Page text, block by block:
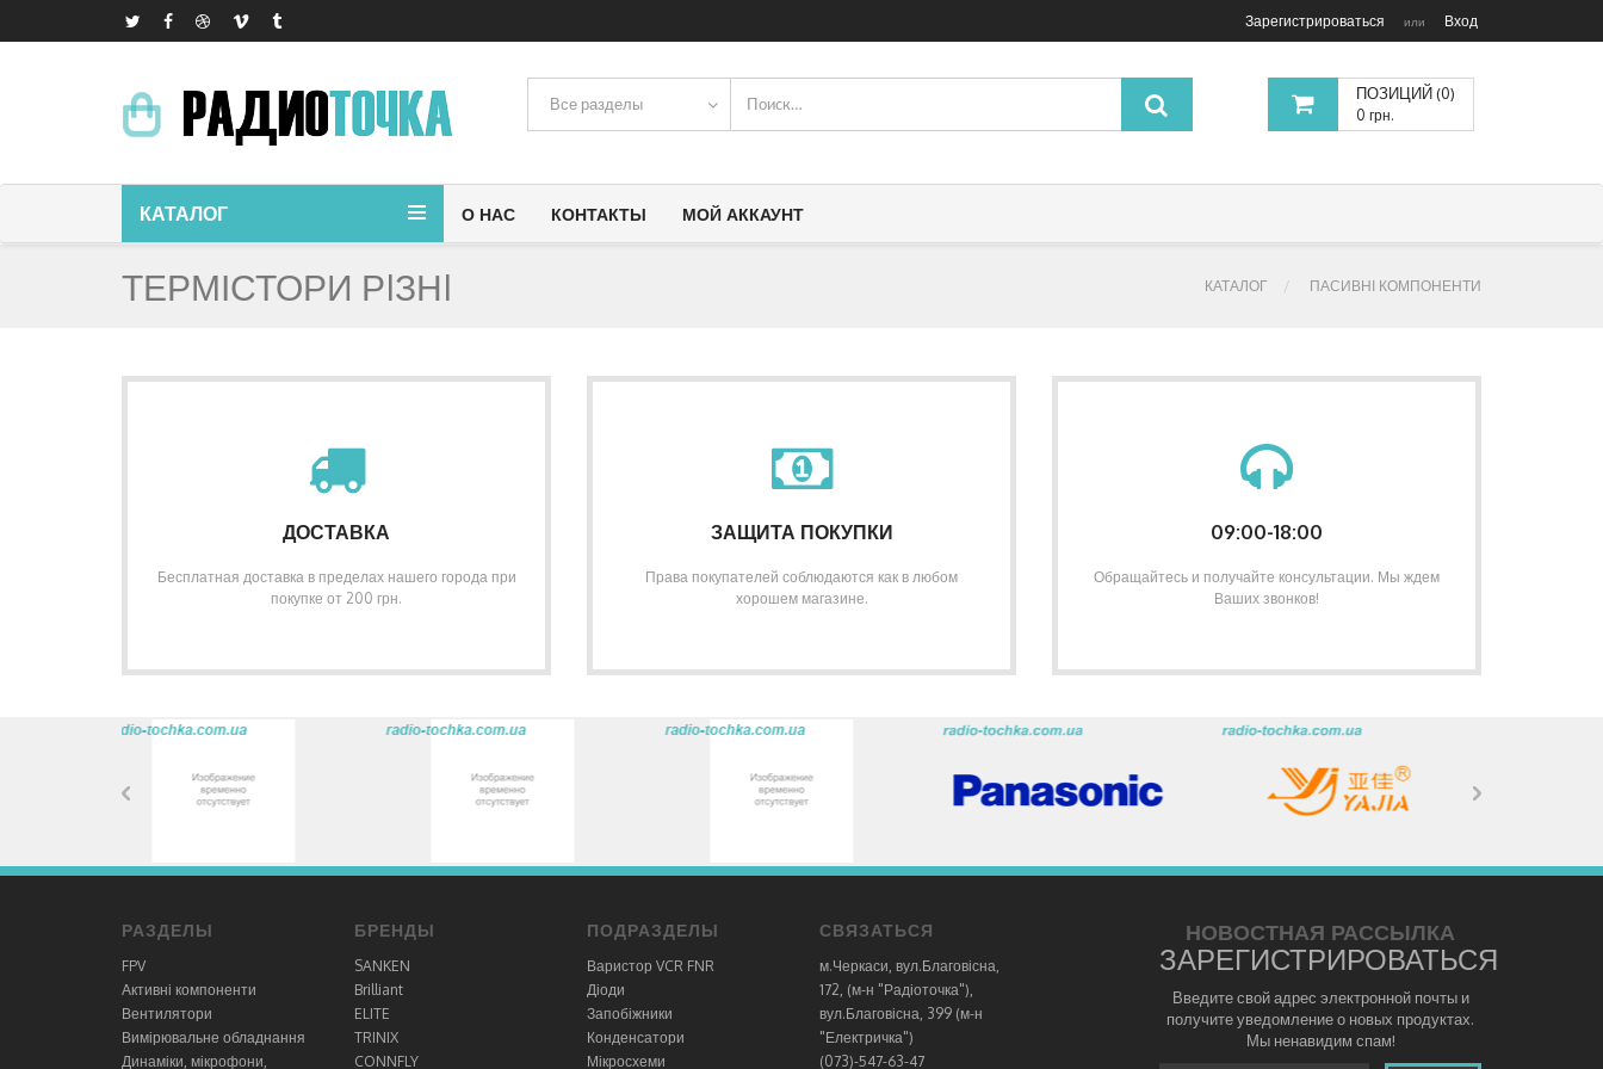
Зарегистрироваться или Вход
Все разделы
ПОЗИЦИЙ (0)
0 грн.
КАТАЛОГ О НАС КОНТАКТЫ МОЙ АККАУНТ
ТЕРМІСТОРИ РIЗНI КАТАЛОГ ПАСИВНІ КОМПОНЕНТИ
ДОСТАВКА
Бесплатная доставка в пределах нашего города при
покупке от 200 грн.
ЗАЩИТА ПОКУПКИ
Права покупателей соблюдаются как в любом
хорошем магазине.
09:00-18:00
Обращайтесь и получайте консультации. Мы ждем
Ваших звонков!
РАЗДЕЛЫ
FPV
Активні компоненти
Вентилятори
Вимірювальне обладнання
Динаміки, мікрофони,
БРЕНДЫ
SANKEN
Brilliant
ELITE
TRINIX
CONNFLY
ПОДРАЗДЕЛЫ
Варистор VCR FNR
Діоди
Запобіжники
Конденсатори
Мікросхеми
СВЯЗАТЬСЯ
м.Черкаси, вул.Благовісна,
172, (м-н "Радіоточка"),
вул.Благовісна, 399 (м-н
"Електричка")
(073)-547-63-47
НОВОСТНАЯ РАССЫЛКА
ЗАРЕГИСТРИРОВАТЬСЯ
Введите свой адрес электронной почты и
получите уведомление о новых продуктах.
Мы ненавидим спам!